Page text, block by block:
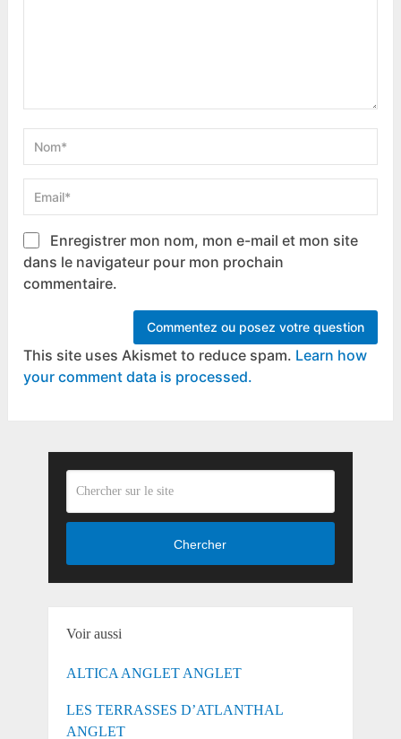
Enregistrer mon nom, mon e-mail et mon site
dans le navigateur pour mon prochain
commentaire.
This site uses Akismet to reduce spam. Learn how
your comment data is processed.
Chercher
Voir aussi
ALTICA ANGLET ANGLET
LES TERRASSES D’ATLANTHAL
ANGLET